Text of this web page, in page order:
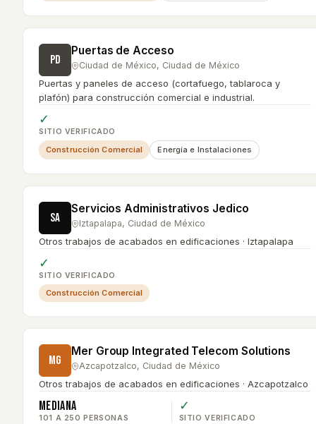
PD
Puertas de Acceso
Ciudad de México, Ciudad de México
Puertas y paneles de acceso (cortafuego, tablaroca y
plafón) para construcción comercial e industrial.
✓
SITIO VERIFICADO
Construcción Comercial Energía e Instalaciones
SA
Servicios Administrativos Jedico
Iztapalapa, Ciudad de México
Otros trabajos de acabados en edificaciones · Iztapalapa
✓
SITIO VERIFICADO
Construcción Comercial
MG
Mer Group Integrated Telecom Solutions
Azcapotzalco, Ciudad de México
Otros trabajos de acabados en edificaciones · Azcapotzalco
Mediana
101 A 250 PERSONAS
✓
SITIO VERIFICADO